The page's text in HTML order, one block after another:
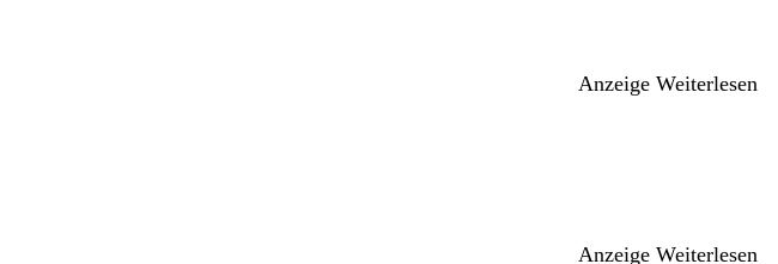
Anzeige Weiterlesen
Anzeige Weiterlesen